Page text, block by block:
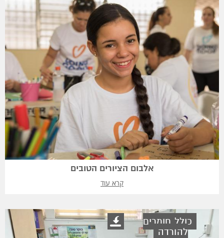
אלבום הציורים הטובים
קרא עוד
כולל חומרים
להורדה